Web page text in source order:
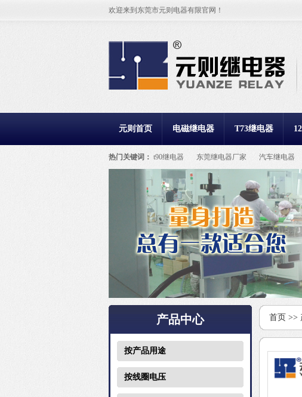
欢迎来到东莞市元则电器有限官网！
元则首页 电磁继电器 T73继电器
热门关键词： t90继电器 东莞继电器厂家 汽车继电器
继电器
产品中心
按产品用途
按线圈电压
首页 >>